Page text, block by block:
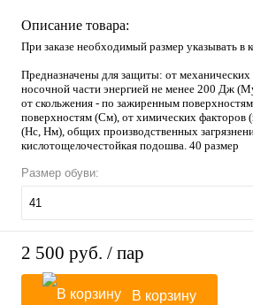
Описание товара:
При заказе необходимый размер указывать в
Предназначены для защиты: от механических
носочной части энергией не менее 200 Дж
от скольжения - по зажиренным
поверхностям (См), от химических факторов
(Нс, Нм), общих производственных
кислотощелочестойкая подошва. 40 размер
Размер обуви:
41
2 500 руб. / пар
В корзину